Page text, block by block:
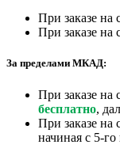
При заказе
При заказе
За пределами МКАД:
При заказе на
бесплатно,
При заказе
начиная с 5-го